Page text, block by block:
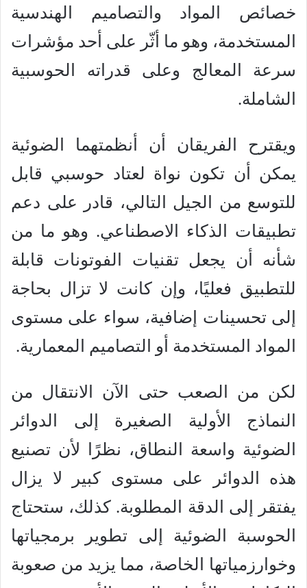
خصائص المواد والتصاميم الهندسية
المستخدمة، وهو ما أثّر على أحد مؤشرات
سرعة المعالج وعلى قدراته الحوسبية
الشاملة.
ويقترح الفريقان أن أنظمتهما الضوئية
يمكن أن تكون نواة لعتاد حوسبي قابل
للتوسع من الجيل التالي، قادر على دعم
تطبيقات الذكاء الاصطناعي. وهو ما من
شأنه أن يجعل تقنيات الفوتونات قابلة
للتطبيق فعليًا، وإن كانت لا تزال بحاجة
إلى تحسينات إضافية، سواء على مستوى
المواد المستخدمة أو التصاميم المعمارية.
لكن من الصعب حتى الآن الانتقال من
النماذج الأولية الصغيرة إلى الدوائر
الضوئية واسعة النطاق، نظرًا لأن تصنيع
هذه الدوائر على مستوى كبير لا يزال
يفتقر إلى الدقة المطلوبة. كذلك، ستحتاج
الحوسبة الضوئية إلى تطوير برمجياتها
وخوارزمياتها الخاصة، مما يزيد من صعوبة